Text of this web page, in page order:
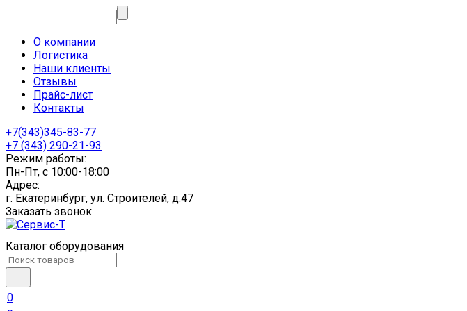
О компании
Логистика
Наши клиенты
Отзывы
Прайс-лист
Контакты
+7(343)345-83-77
+7 (343) 290-21-93
Режим работы:
Пн-Пт, с 10:00-18:00
Адрес:
г. Екатеринбург, ул. Строителей, д.47
Заказать звонок
Каталог оборудования
0